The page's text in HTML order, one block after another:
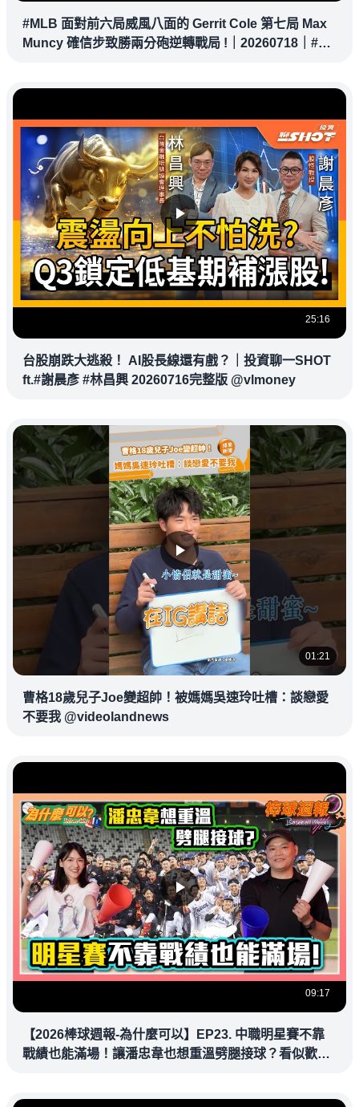
#MLB 面對前六局威風八面的 Gerrit Cole 第七局 Max
Muncy 確信步致勝兩分砲逆轉戰局 !｜20260718｜#洛
25:16
台股崩跌大逃殺！ AI股長線還有戲？｜投資聊一SHOT
ft.#謝晨彥 #林昌興 20260716完整版 @vlmoney
01:21
曹格18歲兒子Joe變超帥！被媽媽吳速玲吐槽：談戀愛
不要我 @videolandnews
09:17
【2026棒球週報-為什麼可以】EP23. 中職明星賽不靠
戰績也能滿場！讓潘忠韋也想重溫劈腿接球？看似歡樂